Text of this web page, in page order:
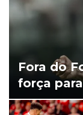
Fora do
força